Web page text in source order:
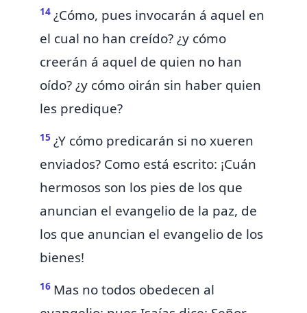
14 ¿Cómo, pues invocarán á aquel en
el cual no han creído? ¿y cómo
creerán á aquel de quien no han
oído? ¿y cómo oirán sin haber quien
les predique?
15 ¿Y cómo predicarán si noxueren
enviados? Como está escrito: ¡Cuán
hermosos son los pies de los que
anuncian el evangelio de la paz, de
los que anuncian el evangelio de los
bienes!
16 Mas no todos obedecen al